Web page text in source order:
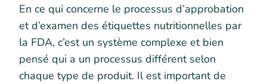
En ce qui concerne le processus d’approbation
et d’examen des étiquettes nutritionnelles par
la FDA, c’est un système complexe et bien
pensé qui a un processus différent selon
chaque type de produit. Il est important de